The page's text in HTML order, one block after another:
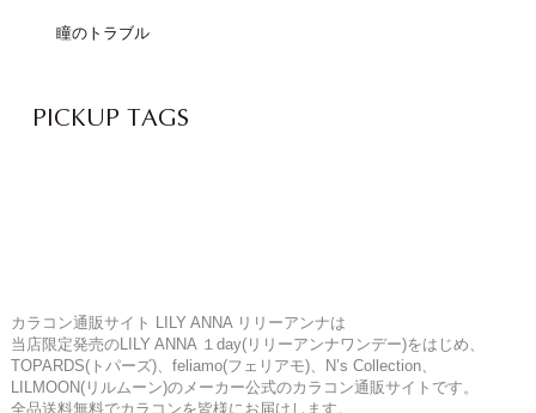
瞳のトラブル
PICKUP TAGS
カラコン通販サイト LILY ANNA リリーアンナは
当店限定発売のLILY ANNA １day(リリーアンナワンデー)をはじめ、
TOPARDS(トパーズ)、feliamo(フェリアモ)、N’s Collection、
LILMOON(リルムーン)のメーカー公式のカラコン通販サイトです。
全品送料無料でカラコンを皆様にお届けします。